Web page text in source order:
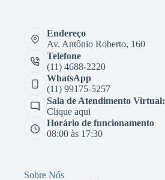
Endereço
Av. Antônio Roberto, 160
Telefone
(11) 4688-2220
WhatsApp
(11) 99175-5257
Sala de Atendimento Virtual:
Clique aqui
Horário de funcionamento
08:00 às 17:30
Sobre Nós